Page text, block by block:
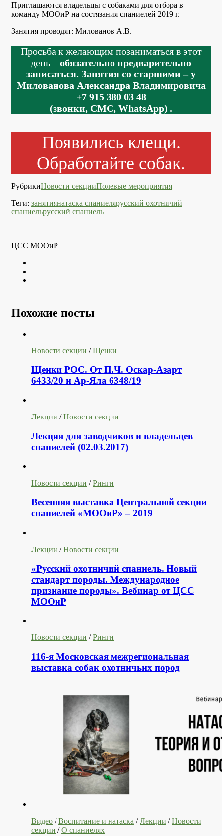
Приглашаются владельцы с собаками для отбора в
команду МООиР на состязания спаниелей 2019 г.
Занятия проводят: Милованов А.В.
Просьба к желающим позаниматься в этот
день –обязательно предварительно
записаться. Занятия со старшими – у
Милованова Александра Владимировича
+7 915 380 03 48
(звонки, СМС, WhatsApp) .
Появились клещи.
Обработайте собак.
РубрикиНовости секцииПолевые мероприятия
Теги: занятиянатаска спаниелярусский охотничий
спаниельрусский спаниель
ЦСС МООиР
Похожие посты
Новости секции /Щенки
Щенки РОС. От П.Ч. Оскар-Азарт
6433/20 и Ар-Яла 6348/19
Лекции /Новости секции
Лекция для заводчиков и владельцев
спаниелей (02.03.2017)
Новости секции /Ринги
Весенняя выставка Центральной секции
спаниелей «МООиР» – 2019
Лекции /Новости секции
«Русский охотничий спаниель. Новый
стандарт породы. Международное
признание породы». Вебинар от ЦСС
МООиР
Новости секции /Ринги
116-я Московская межрегиональная
выставка собак охотничьих пород
Видео /Воспитание и натаска /Лекции /Новости
секции /О спаниелях